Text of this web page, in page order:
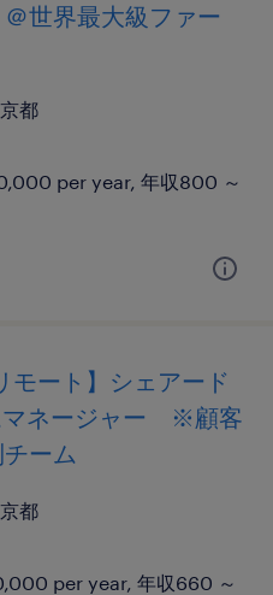
世界最大級ファー
都
per year, 年収800 ～
モート】シェアード
マネージャー ※顧客
ーム
都
per year, 年収660 ～